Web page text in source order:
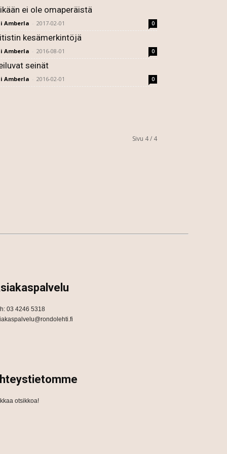
ei ole omaperäistä
Amberla - 2017-02-01 0
kesämerkintöjä
Amberla - 2016-08-01 0
seinät
Amberla - 2016-02-01 0
Sivu 4 / 4
03 4246 5318
otsikkoa!